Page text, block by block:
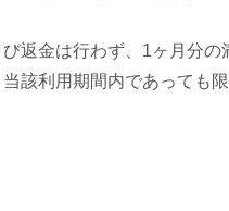
返金は行わず、1ヶ月分
該利用期間内であっても